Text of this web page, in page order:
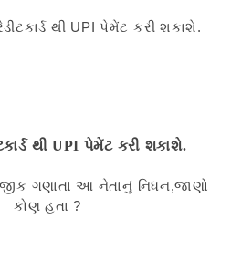
થી UPI પેમેંટ કરી શકાશે.